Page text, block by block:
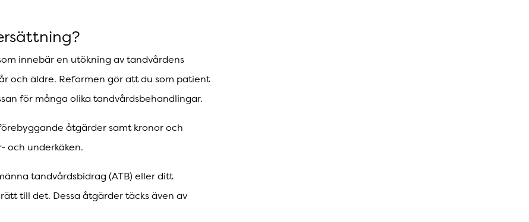
innebär en utökning av tandvårdens
och äldre. Reformen gör att du som patient
för många olika tandvårdsbehandlingar.
åtgärder samt kronor och
och underkäken.
tandvårdsbidrag (ATB) eller ditt
till det. Dessa åtgärder täcks även av